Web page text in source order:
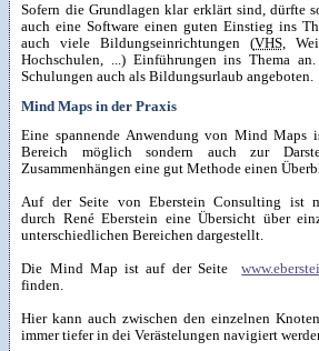
Sofern die Grundlagen klar erklärt sind, dürfte
auch eine Software einen guten Einstieg ins
auch viele Bildungseinrichtungen (VHS,
Hochschulen, ...) Einführungen ins Thema
Schulungen auch als Bildungsurlaub angeboten.
Mind Maps in der Praxis
Eine spannende Anwendung von Mind
Bereich möglich sondern auch zur
Zusammenhängen eine gut Methode einen
Auf der Seite von Eberstein Consulting ist
durch René Eberstein eine Übersicht über
unterschiedlichen Bereichen dargestellt.
Die Mind Map ist auf der Seite
finden.
Hier kann auch zwischen den einzelnen
immer tiefer in dei Verästelungen navigiert